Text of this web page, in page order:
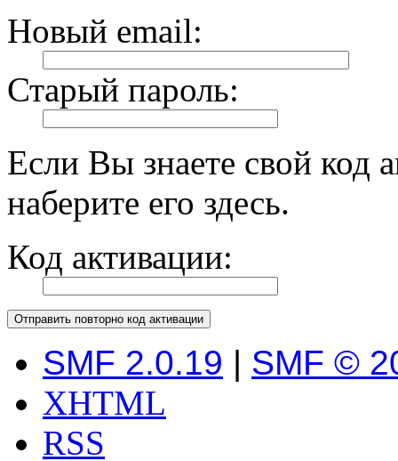
Новый email:
Старый пароль:
Если Вы знаете свой код
наберите его здесь.
Код активации:
SMF 2.0.19 | SMF ©
XHTML
RSS